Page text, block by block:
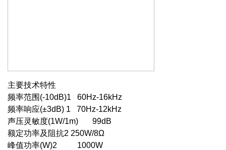
主要技术特性
频率范围(-10dB)1 60Hz-16kHz
频率响应(±3dB) 1 70Hz-12kHz
声压灵敏度(1W/1m) 99dB
额定功率及阻抗2 250W/8Ω
峰值功率(W)2 1000W